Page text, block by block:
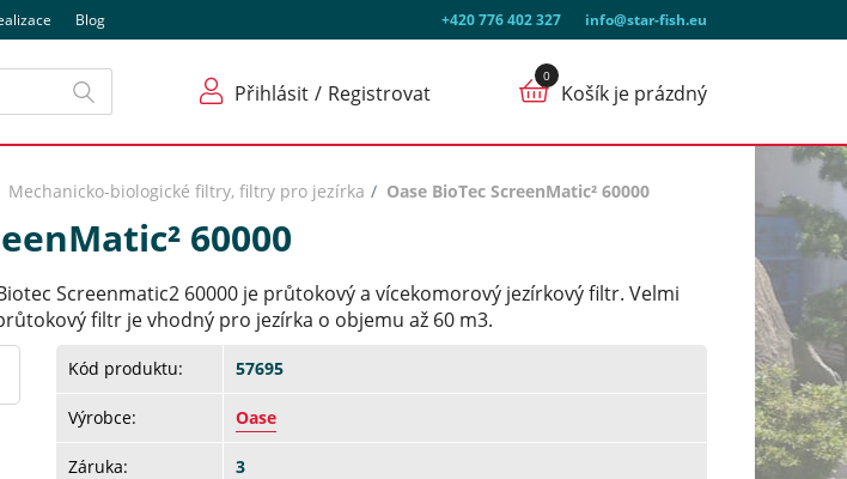
+420 776 402 327 info@star-fish.eu
Blog
Přihlásit Registrovat Košík je prázdný
Mechanicko-biologické filtry, filtry pro jezírka Oase BioTec ScreenMatic² 60000
60000
Screenmatic2 60000 je průtokový a vícekomorový jezírkový filtr. Velmi
filtr je vhodný pro jezírka o objemu až 60 m3.
Kód produktu: 57695
Výrobce: Oase
Záruka: 3